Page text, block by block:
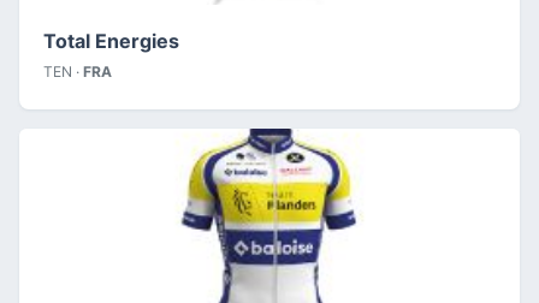
Total Energies
TEN · FRA